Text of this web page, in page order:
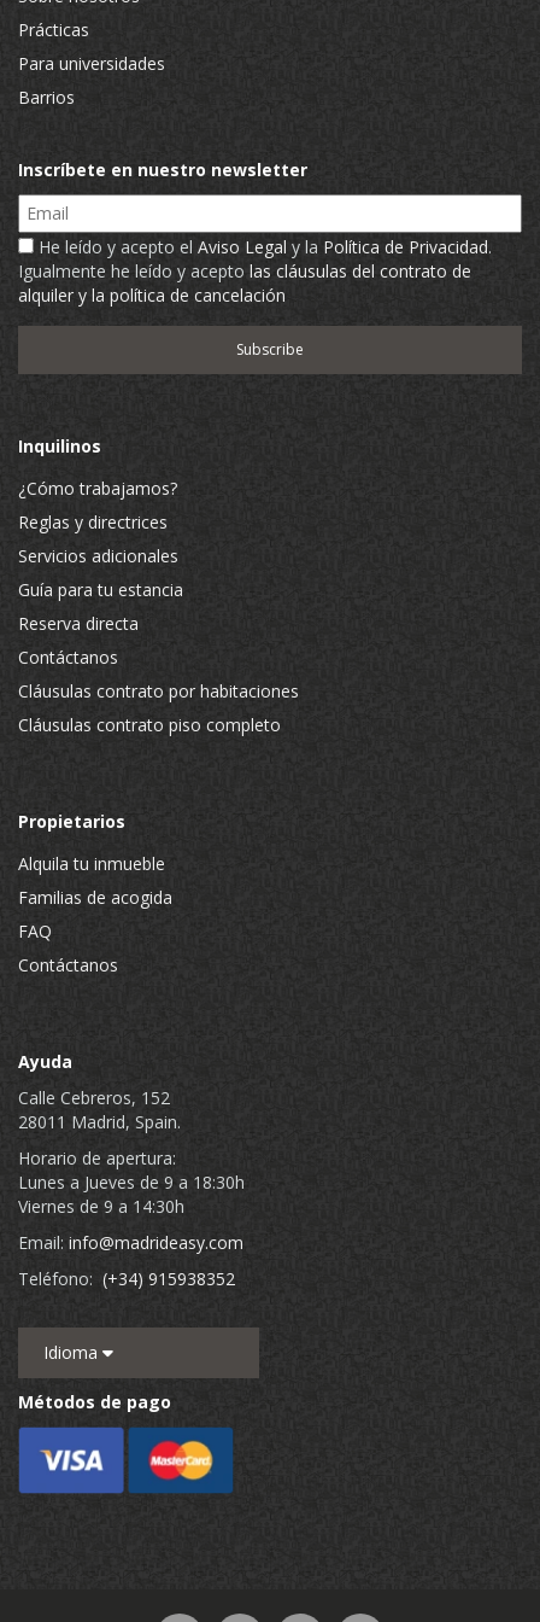
Prácticas
Para universidades
Barrios
Inscríbete en nuestro newsletter
Email
He leído y acepto el Aviso Legal y la Política de Privacidad.
Igualmente he leído y acepto las cláusulas del contrato de
alquiler y la política de cancelación
Inquilinos
¿Cómo trabajamos?
Reglas y directrices
Servicios adicionales
Guía para tu estancia
Reserva directa
Contáctanos
Cláusulas contrato por habitaciones
Cláusulas contrato piso completo
Propietarios
Alquila tu inmueble
Familias de acogida
FAQ
Contáctanos
Ayuda
Calle Cebreros, 152
28011 Madrid, Spain.
Horario de apertura:
Lunes a Jueves de 9 a 18:30h
Viernes de 9 a 14:30h
Email: info@madrideasy.com
Teléfono: (+34) 915938352
Idioma
Métodos de pago